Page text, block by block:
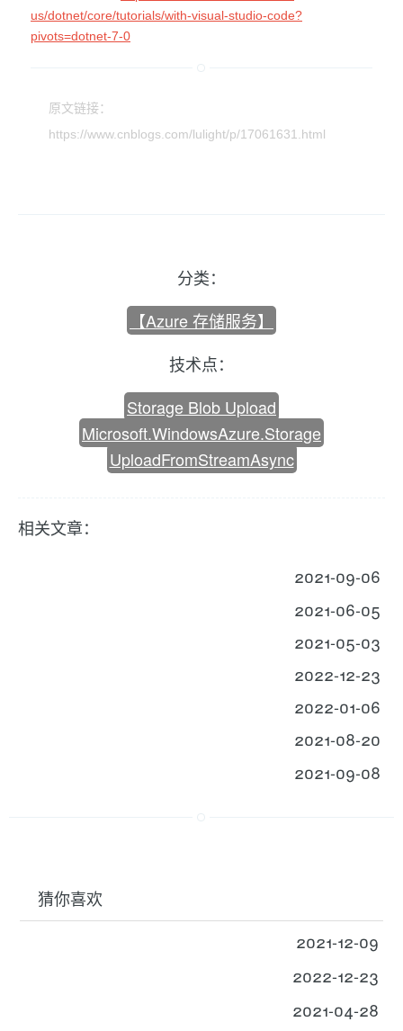
us/dotnet/core/tutorials/with-visual-studio-code?
pivots=dotnet-7-0
原文链接：
https://www.cnblogs.com/lulight/p/17061631.html
分类：
【Azure 存储服务】
技术点：
Storage Blob Upload
Microsoft.WindowsAzure.Storage
UploadFromStreamAsync
相关文章：
2021-09-06
2021-06-05
2021-05-03
2022-12-23
2022-01-06
2021-08-20
2021-09-08
猜你喜欢
2021-12-09
2022-12-23
2021-04-28